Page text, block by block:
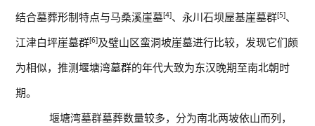
结合墓葬形制特点与马桑溪崖墓[4]、永川石坝屋基崖墓群[5]、
江津白坪崖墓群[6]及璧山区蛮洞坡崖墓进行比较，发现它们颇
为相似，推测堰塘湾墓群的年代大致为东汉晚期至南北朝时
期。
堰塘湾墓群墓葬数量较多，分为南北两坡依山而列，